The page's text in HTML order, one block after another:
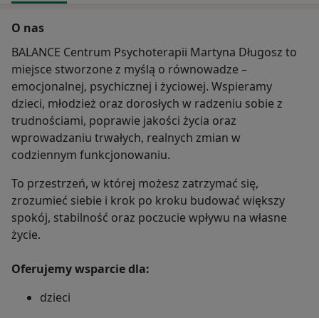
O nas
BALANCE Centrum Psychoterapii Martyna Długosz to
miejsce stworzone z myślą o równowadze –
emocjonalnej, psychicznej i życiowej. Wspieramy
dzieci, młodzież oraz dorosłych w radzeniu sobie z
trudnościami, poprawie jakości życia oraz
wprowadzaniu trwałych, realnych zmian w
codziennym funkcjonowaniu.
To przestrzeń, w której możesz zatrzymać się,
zrozumieć siebie i krok po kroku budować większy
spokój, stabilność oraz poczucie wpływu na własne
życie.
Oferujemy wsparcie dla:
dzieci